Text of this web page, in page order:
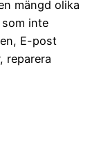
mängd olika
inte
E-post
reparera